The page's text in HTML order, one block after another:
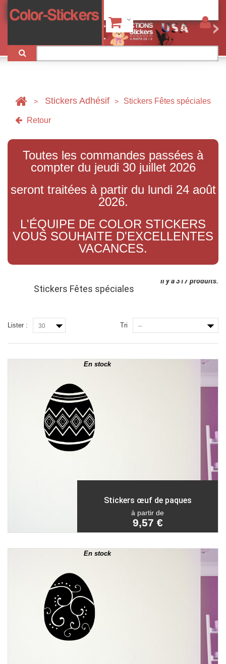
> Stickers Adhésif > Stickers Fêtes spéciales
Retour
Toutes les commandes passées à
compter du jeudi 30 juillet 2026
seront traitées à partir du lundi 24 août
2026.
L'ÉQUIPE DE COLOR STICKERS
VOUS SOUHAITE D'EXCELLENTES
VACANCES.
Stickers Fêtes spéciales
Il y a 317 produits.
Tri --
Lister : 30
En stock
Stickers œuf de paques
à partir de
9,57 €
En stock